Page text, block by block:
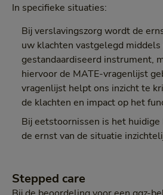
In specifieke situaties:
Bij verslavingszorg wordt de
uw klachten vastgelegd middels
gestandaardiseerd instrument,
hiervoor de MATE-vragenlijst
vragenlijst helpt ons inzicht te
de klachten en impact op het
Bij eetstoornissen is het huidige
de ernst van de situatie
Stepped care